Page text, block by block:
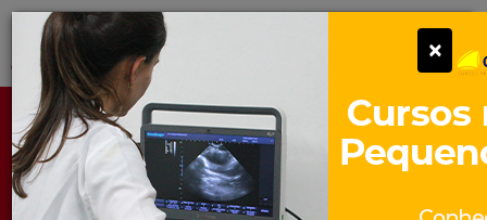
Pular
para
conteúdo
Portal para Profissionais Veterinários
×